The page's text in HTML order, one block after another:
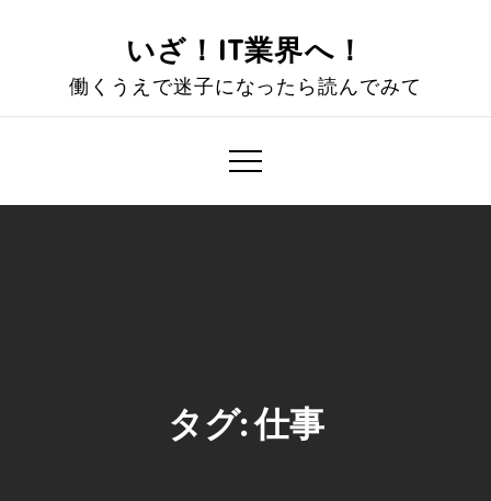
いざ！IT業界へ！
働くうえで迷子になったら読んでみて
タグ:仕事